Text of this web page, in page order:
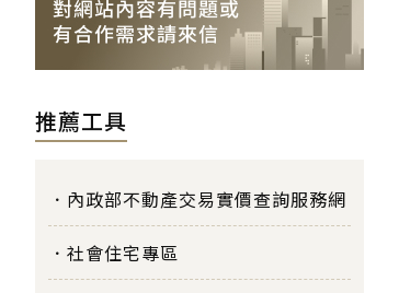
推薦工具
內政部不動產交易實價查詢服務網
社會住宅專區